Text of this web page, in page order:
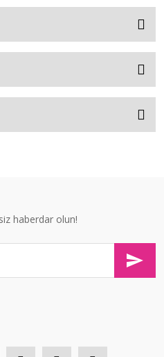
haberdar olun!